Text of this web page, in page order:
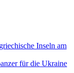
Inseln am
für die Ukraine